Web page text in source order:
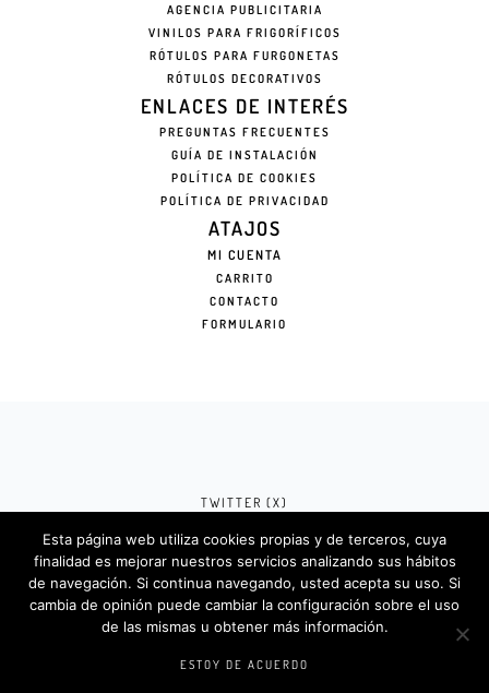
AGENCIA PUBLICITARIA
VINILOS PARA FRIGORÍFICOS
RÓTULOS PARA FURGONETAS
RÓTULOS DECORATIVOS
ENLACES DE INTERÉS
PREGUNTAS FRECUENTES
GUÍA DE INSTALACIÓN
POLÍTICA DE COOKIES
POLÍTICA DE PRIVACIDAD
ATAJOS
MI CUENTA
CARRITO
CONTACTO
FORMULARIO
TWITTER (X)
FACEBOOK (META)
INSTAGRAM
Rotulosdecorativos.com © 2024. Diseño &
Codigos porCreatelo.com.es
Esta página web utiliza cookies propias y de terceros, cuya
finalidad es mejorar nuestros servicios analizando sus hábitos
de navegación. Si continua navegando, usted acepta su uso. Si
cambia de opinión puede cambiar la configuración sobre el uso
de las mismas u obtener más información.
ESTOY DE ACUERDO